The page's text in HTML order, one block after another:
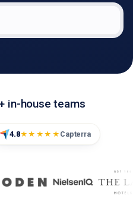
in-house teams
4.8★★★★★ Capterra